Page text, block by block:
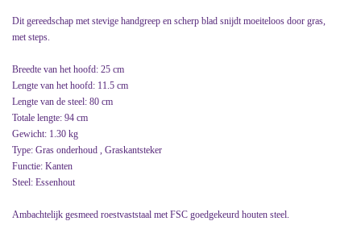
Dit gereedschap met stevige handgreep en scherp blad snijdt moeiteloos door gras,
met steps.
Breedte van het hoofd: 25 cm
Lengte van het hoofd: 11.5 cm
Lengte van de steel: 80 cm
Totale lengte: 94 cm
Gewicht: 1.30 kg
Type: Gras onderhoud , Graskantsteker
Functie: Kanten
Steel: Essenhout
Ambachtelijk gesmeed roestvaststaal met FSC goedgekeurd houten steel.